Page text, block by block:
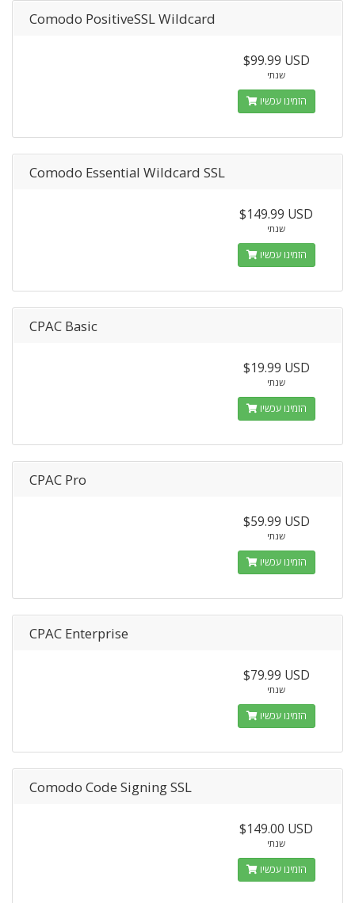
Comodo PositiveSSL Wildcard
$99.99 USD
שנתי
הזמינו עכשיו
Comodo Essential Wildcard SSL
$149.99 USD
שנתי
הזמינו עכשיו
CPAC Basic
$19.99 USD
שנתי
הזמינו עכשיו
CPAC Pro
$59.99 USD
שנתי
הזמינו עכשיו
CPAC Enterprise
$79.99 USD
שנתי
הזמינו עכשיו
Comodo Code Signing SSL
$149.00 USD
שנתי
הזמינו עכשיו